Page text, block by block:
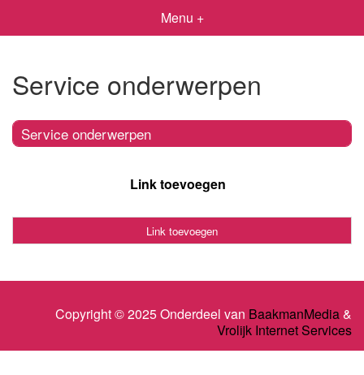
Menu +
Service onderwerpen
Service onderwerpen
Link toevoegen
Link toevoegen
Copyright © 2025 Onderdeel van BaakmanMedia&
Vrolijk Internet Services